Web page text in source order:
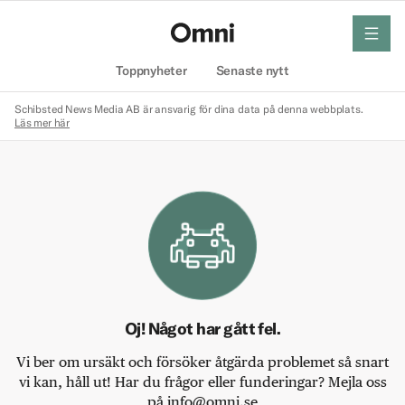
Toppnyheter Senaste nytt
meny
Schibsted News Media AB är ansvarig för dina data på denna webbplats.
Läs mer här
Oj! Något har gått fel.
Vi ber om ursäkt och försöker åtgärda problemet så snart
vi kan, håll ut! Har du frågor eller funderingar? Mejla oss